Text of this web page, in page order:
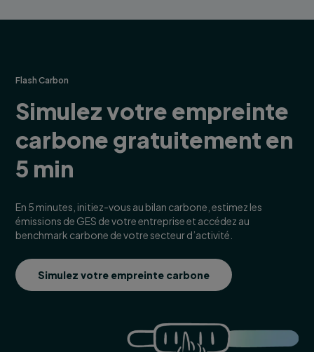
Flash Carbon
Simulez votre empreinte
carbone gratuitement en
5 min
En 5 minutes, initiez-vous au bilan carbone, estimez les
émissions de GES de votre entreprise et accédez au
benchmark carbone de votre secteur d’activité.
Simulez votre empreinte carbone